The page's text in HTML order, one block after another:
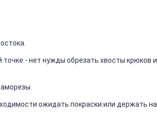
- нет нужды обрезать хвосты крюков и
ожидать покраски или держать на